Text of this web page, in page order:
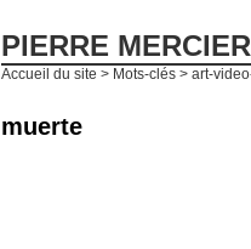
PIERRE MERCIER
Accueil du site > Mots-clés > art-
muerte